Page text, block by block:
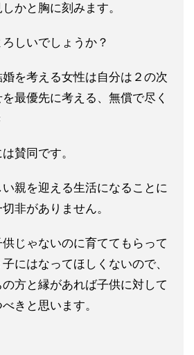
かと胸に刻みます。
しいでしょうか？
を考える女性は自分は２の次
を最優先に考える、無償で尽く
賛同です。
親を迎える生活になることに
切非がありません。
じゃないのに育ててもらって
子にはなってほしくないので、
方と縁があれば子供に対して
きと思います。